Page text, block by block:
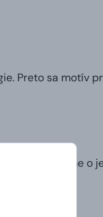
Preto sa motív
sa postaráme o